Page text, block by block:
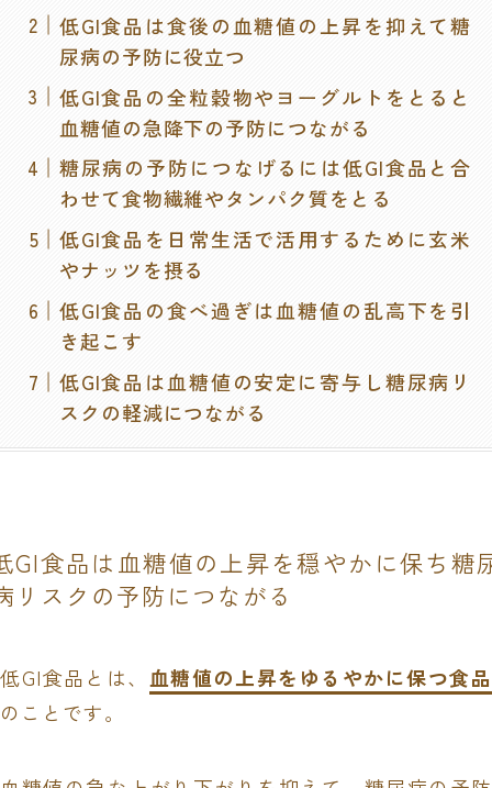
低GI食品は食後の血糖値の上昇を抑えて糖
尿病の予防に役立つ
低GI食品の全粒穀物やヨーグルトをとると
血糖値の急降下の予防につながる
糖尿病の予防につなげるには低GI食品と合
わせて食物繊維やタンパク質をとる
低GI食品を日常生活で活用するために玄米
やナッツを摂る
低GI食品の食べ過ぎは血糖値の乱高下を引
き起こす
低GI食品は血糖値の安定に寄与し糖尿病リ
スクの軽減につながる
GI食品は血糖値の上昇を穏やかに保ち糖
リスクの予防につながる
低GI食品とは、 血糖値の上昇をゆるやかに保つ食品
のことです。